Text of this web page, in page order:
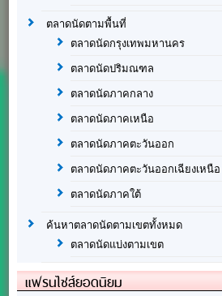
ตลาดนัดตามพื้นที่
ตลาดนัดกรุงเทพมหานคร
ตลาดนัดปริมณฑล
ตลาดนัดภาคกลาง
ตลาดนัดภาคเหนือ
ตลาดนัดภาคตะวันออก
ตลาดนัดภาคตะวันออกเฉียงเหนือ
ตลาดนัดภาคใต้
ค้นหาตลาดนัดตามเขตทั้งหมด
ตลาดนัดแบ่งตามเขต
แฟรนไชส์ยอดนิยม